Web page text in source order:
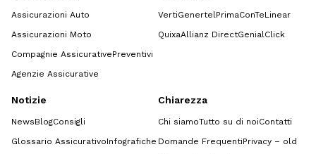
Assicurazioni Auto
Assicurazioni Moto
Compagnie AssicurativePreventivi
Agenzie Assicurative
VertiGenertelPrimaConTeLinear
QuixaAllianz DirectGenialClick
Notizie
NewsBlogConsigli
Glossario AssicurativoInfografiche
Chiarezza
Chi siamoTutto su di noiContatti
Domande FrequentiPrivacy – old